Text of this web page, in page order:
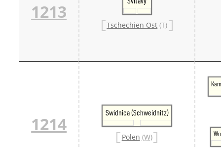
1213
Tschechien Ost (T)
1214
Swidnica (Schweidnitz)
Polen (W)